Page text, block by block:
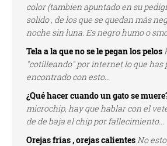
color (tambien apuntado en su
solido , de los que se quedan más
noche sin luna. Es negro humo o
Tela a la que no se le pegan los pelos
"cotilleando" por internet lo que has
encontrado con esto...
¿Qué hacer cuando un gato se
microchip, hay que hablar con el
de de baja el chip por fallecimiento...
Orejas frías , orejas calientesNo